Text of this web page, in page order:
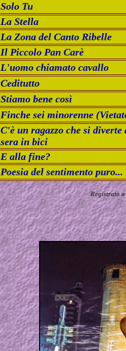
Solo Tu
La Stella
La Zona del Canto Ribelle
Il Piccolo Pan Carè
L'uomo chiamato cavallo
Ceditutto
Stiamo bene così
Finche sei minorenne
C'è un ragazzo che si
sera in bici
E alla fine?
Poesia del sentimento puro...
Registrato